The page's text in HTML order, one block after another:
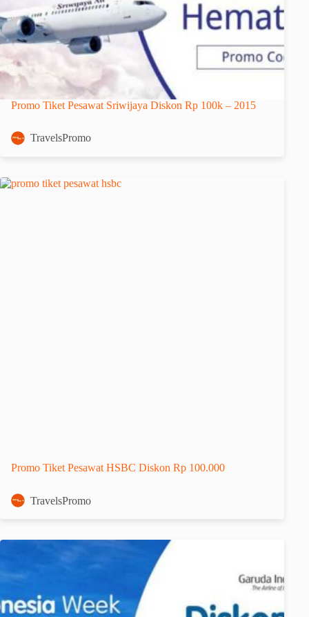
Promo Tiket Pesawat Sriwijaya Diskon Rp 100k – 2015
TravelsPromo
Promo Tiket Pesawat HSBC Diskon Rp 100.000
TravelsPromo